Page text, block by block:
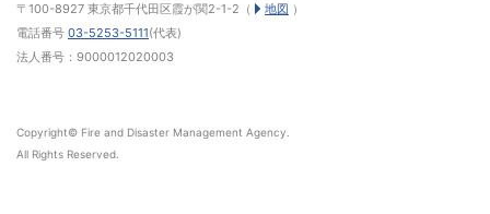
〒100-8927 東京都千代田区霞が関2-1-2（ 地図 ）
電話番号 03-5253-5111(代表)
法人番号：9000012020003
Copyright© Fire and Disaster Management Agency.
All Rights Reserved.